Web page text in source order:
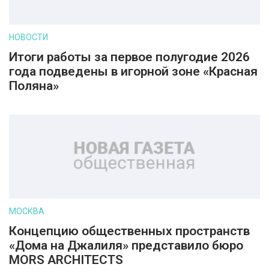
НОВОСТИ
Итоги работы за первое полугодие 2026
года подведены в игорной зоне «Красная
Поляна»
МОСКВА
Концепцию общественных пространств
«Дома на Джалиля» представило бюро
MORS ARCHITECTS